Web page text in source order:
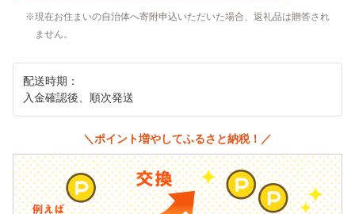
現在お住まいの自治体へ寄附申込いただいた場合、返礼品は贈答され
ません。
配送時期：
入金確認後、順次発送
＼ポイント増やしてふるさと納税！／